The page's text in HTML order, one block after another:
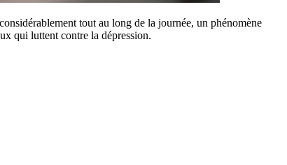
tout au long de la journée, un phénomène
qui luttent contre la dépression.